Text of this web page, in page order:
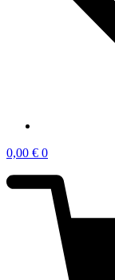
0,00 € 0